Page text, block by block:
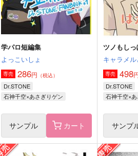
サンプル 作品詳細 サンプ
学パロ短編集
よっこいしょ
専売 286円 （税込）
Dr.STONE
石神千空×あさぎりゲン
サンプル カート
ツノもし
キャラメル
専売 498
Dr.STONE
石神千空×
サンプ